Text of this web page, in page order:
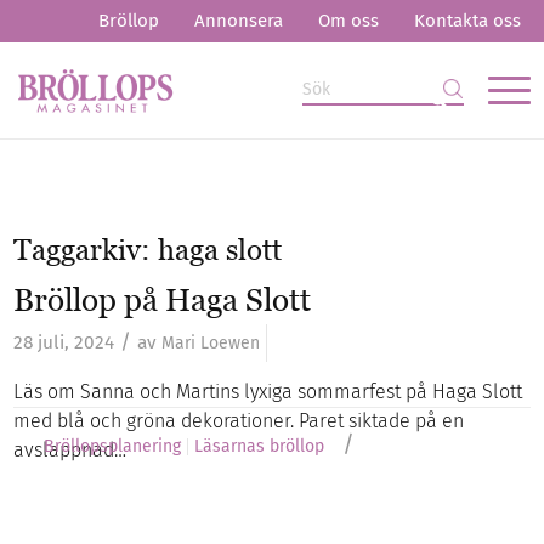
Bröllop Annonsera Om oss Kontakta oss
Taggarkiv:haga slott
Bröllop på Haga Slott
28 juli, 2024 / av Mari Loewen
Läs om Sanna och Martins lyxiga sommarfest på Haga Slott
med blå och gröna dekorationer. Paret siktade på en
avslappnad…
Bröllopsplanering Läsarnas bröllop /